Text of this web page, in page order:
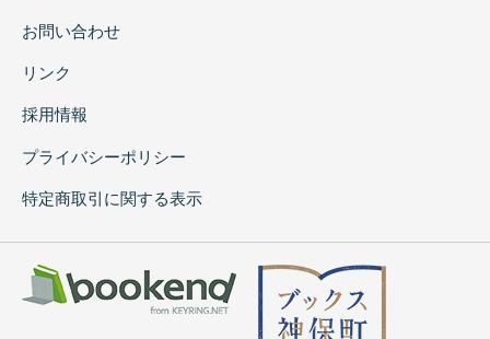
お問い合わせ
リンク
採用情報
プライバシーポリシー
特定商取引に関する表示